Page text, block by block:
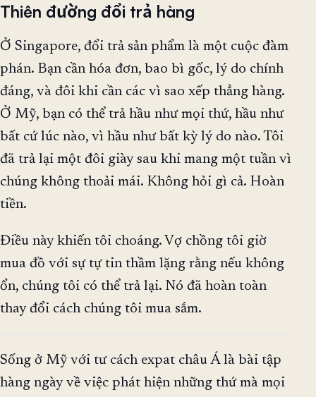
Thiên đường đổi trả hàng
Ở Singapore, đổi trả sản phẩm là một cuộc đàm
phán. Bạn cần hóa đơn, bao bì gốc, lý do chính
đáng, và đôi khi cần các vì sao xếp thẳng hàng.
Ở Mỹ, bạn có thể trả hầu như mọi thứ, hầu như
bất cứ lúc nào, vì hầu như bất kỳ lý do nào. Tôi
đã trả lại một đôi giày sau khi mang một tuần vì
chúng không thoải mái. Không hỏi gì cả. Hoàn
tiền.
Điều này khiến tôi choáng. Vợ chồng tôi giờ
mua đồ với sự tự tin thầm lặng rằng nếu không
ổn, chúng tôi có thể trả lại. Nó đã hoàn toàn
thay đổi cách chúng tôi mua sắm.
Sống ở Mỹ với tư cách expat châu Á là bài tập
hàng ngày về việc phát hiện những thứ mà mọi